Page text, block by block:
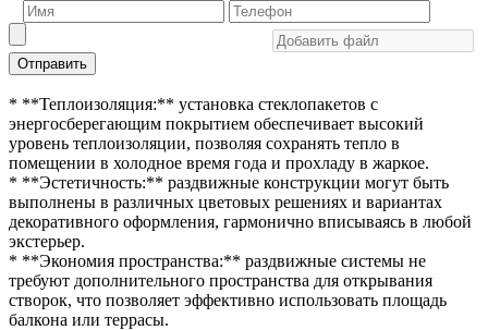
Отправить
* **Теплоизоляция:** установка стеклопакетов с
энергосберегающим покрытием обеспечивает высокий
уровень теплоизоляции, позволяя сохранять тепло в
помещении в холодное время года и прохладу в жаркое.
* **Эстетичность:** раздвижные конструкции могут быть
выполнены в различных цветовых решениях и вариантах
декоративного оформления, гармонично вписываясь в любой
экстерьер.
* **Экономия пространства:** раздвижные системы не
требуют дополнительного пространства для открывания
створок, что позволяет эффективно использовать площадь
балкона или террасы.